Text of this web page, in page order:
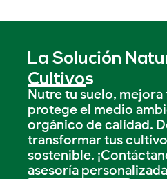
La Solución
Cultivos
Nutre tu suelo, mejora
protege el medio
orgánico de calidad.
transformar tus
sostenible.
asesoría